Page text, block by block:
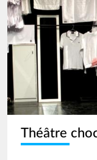
Image
Théâtre